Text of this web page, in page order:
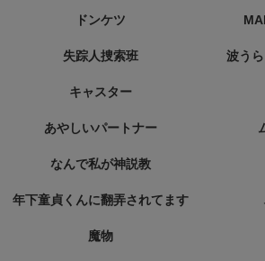
ドンケツ
失踪人捜索班 波う
キャスター
あやしいパートナー
なんで私が神説教
年下童貞くんに翻弄されてます
魔物